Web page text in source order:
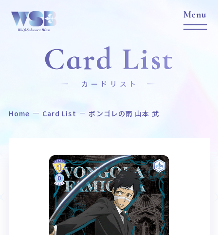
Home News
作品タイトル 商品情報
Event
イベント
Card List
カードリスト
Rule / Q&A Deck Recipe
Card List
カードリスト
Home Card List ボンゴレの雨 山本 武